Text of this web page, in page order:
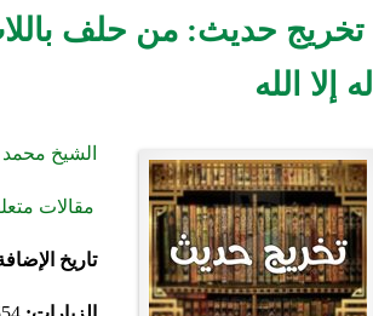
تخريج حديث: من حلف
إله إلا الله
الشيخ
مقالات
تاريخ